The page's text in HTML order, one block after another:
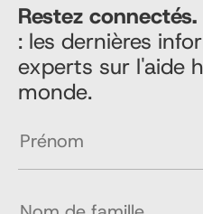
Restez connectés.
: les dernières
experts sur l'aide
monde.